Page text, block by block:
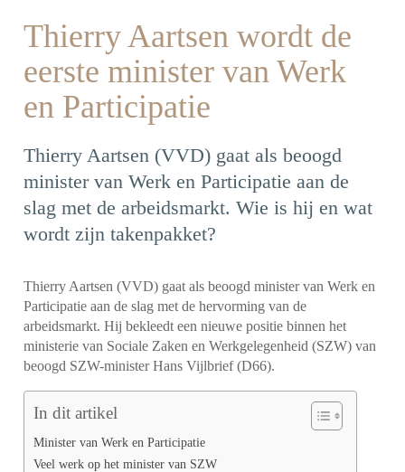
Thierry Aartsen wordt de
eerste minister van Werk
en Participatie
Thierry Aartsen (VVD) gaat als beoogd
minister van Werk en Participatie aan de
slag met de arbeidsmarkt. Wie is hij en wat
wordt zijn takenpakket?
Thierry Aartsen (VVD) gaat als beoogd minister van Werk en
Participatie aan de slag met de hervorming van de
arbeidsmarkt. Hij bekleedt een nieuwe positie binnen het
ministerie van Sociale Zaken en Werkgelegenheid (SZW) van
beoogd SZW-minister Hans Vijlbrief (D66).
In dit artikel
Minister van Werk en Participatie
Veel werk op het minister van SZW